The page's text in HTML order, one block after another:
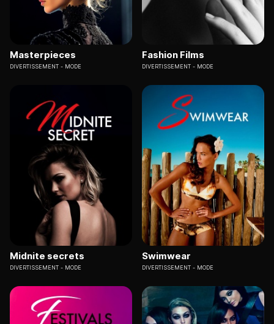
Masterpieces
DIVERTISSEMENT MODE
Fashion Films
DIVERTISSEMENT MODE
Midnite secrets
DIVERTISSEMENT MODE
Swimwear
DIVERTISSEMENT MODE